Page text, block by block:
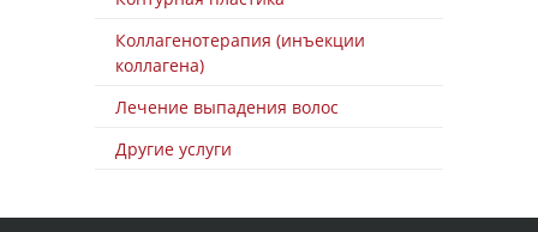
Коллагенотерапия (инъекции
коллагена)
Лечение выпадения волос
Другие услуги